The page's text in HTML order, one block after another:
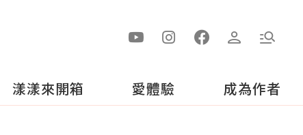
漾漾來開箱 愛體驗 成為作者